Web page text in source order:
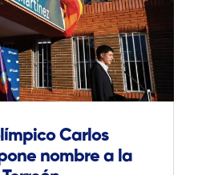
Carlos
nombre a la